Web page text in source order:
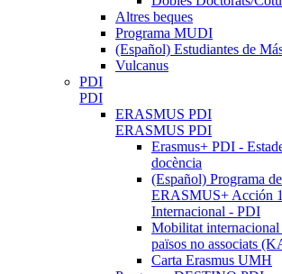
Altres beques
Programa MUDI
(Español) Estudiantes de
Vulcanus
PDI
PDI
ERASMUS PDI
ERASMUS PDI
Erasmus+ PDI -
docència
(Español) Programa
ERASMUS+ Acción
Internacional - PDI
Mobilitat internacional
països no associats
Carta Erasmus UMH